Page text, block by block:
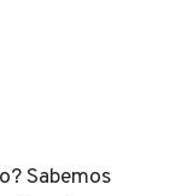
Sabemos